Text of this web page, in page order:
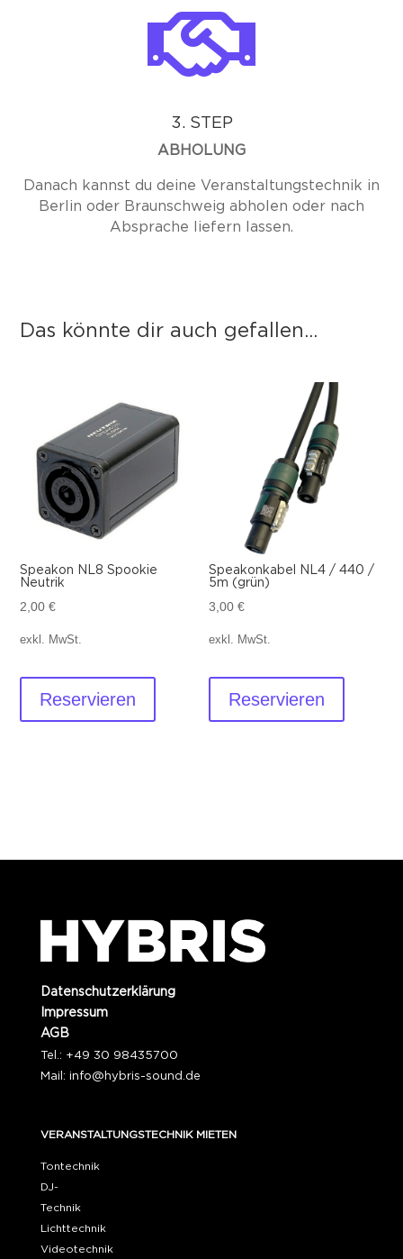

3. STEP
ABHOLUNG
Danach kannst du deine Veranstaltungstechnik in
Berlin oder Braunschweig abholen oder nach
Absprache liefern lassen.
Das könnte dir auch gefallen...
Speakon NL8 Spookie
Neutrik
2,00€
exkl. MwSt.
Reservieren
Speakonkabel NL4 / 440 /
5m (grün)
3,00€
exkl. MwSt.
Reservieren
Datenschutzerklärung
Impressum
AGB
Tel.: +49 30 98435700
Mail: info@hybris-sound.de
VERANSTALTUNGSTECHNIK MIETEN
Tontechnik
DJ-
Technik
Lichttechnik
Videotechnik